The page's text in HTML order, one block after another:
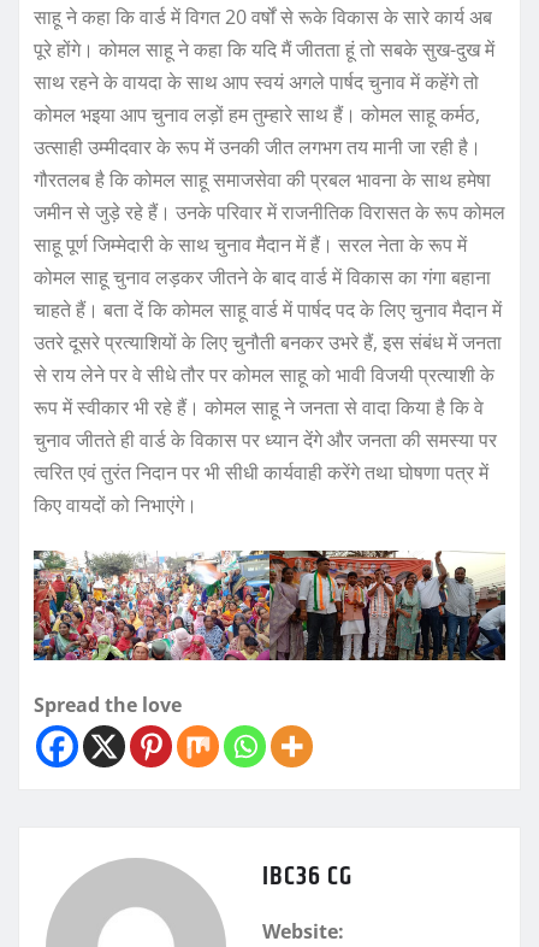
साहू ने कहा कि वार्ड में विगत 20 वर्षों से रूके विकास के सारे कार्य अब
पूरे होंगे। कोमल साहू ने कहा कि यदि मैं जीतता हूं तो सबके सुख-दुख में
साथ रहने के वायदा के साथ आप स्वयं अगले पार्षद चुनाव में कहेंगे तो
कोमल भइया आप चुनाव लड़ों हम तुम्हारे साथ हैं। कोमल साहू कर्मठ,
उत्साही उम्मीदवार के रूप में उनकी जीत लगभग तय मानी जा रही है।
गौरतलब है कि कोमल साहू समाजसेवा की प्रबल भावना के साथ हमेषा
जमीन से जुड़े रहे हैं। उनके परिवार में राजनीतिक विरासत के रूप कोमल
साहू पूर्ण जिम्मेदारी के साथ चुनाव मैदान में हैं। सरल नेता के रूप में
कोमल साहू चुनाव लड़कर जीतने के बाद वार्ड में विकास का गंगा बहाना
चाहते हैं। बता दें कि कोमल साहू वार्ड में पार्षद पद के लिए चुनाव मैदान में
उतरे दूसरे प्रत्याशियों के लिए चुनौती बनकर उभरे हैं, इस संबंध में जनता
से राय लेने पर वे सीधे तौर पर कोमल साहू को भावी विजयी प्रत्याशी के
रूप में स्वीकार भी रहे हैं। कोमल साहू ने जनता से वादा किया है कि वे
चुनाव जीतते ही वार्ड के विकास पर ध्यान देंगे और जनता की समस्या पर
त्वरित एवं तुरंत निदान पर भी सीधी कार्यवाही करेंगे तथा घोषणा पत्र में
किए वायदों को निभाएंगे।
Spread the love
IBC36 CG
Website: